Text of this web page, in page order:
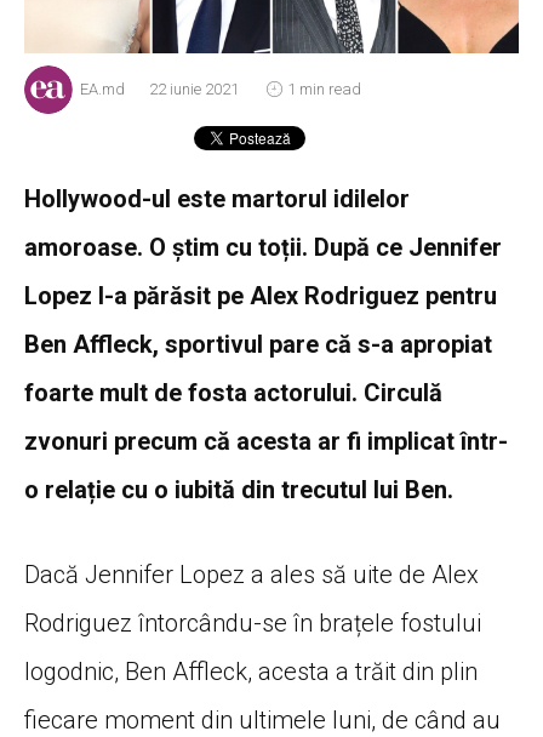
EA.md 22 iunie 2021 1 min read
Hollywood-ul este martorul idilelor
amoroase. O știm cu toții. După ce Jennifer
Lopez l-a părăsit pe Alex Rodriguez pentru
Ben Affleck, sportivul pare că s-a apropiat
foarte mult de fosta actorului. Circulă
zvonuri precum că acesta ar fi implicat într-
o relație cu o iubită din trecutul lui Ben.
Dacă Jennifer Lopez a ales să uite de Alex
Rodriguez întorcându-se în brațele fostului
logodnic, Ben Affleck, acesta a trăit din plin
fiecare moment din ultimele luni, de când au